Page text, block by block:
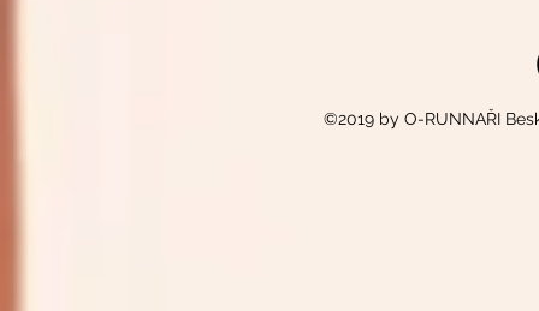
©2019 by O-RUNNAŘI